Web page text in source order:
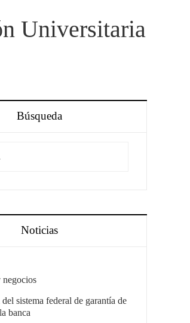
Universitaria
Búsqueda
Noticias
negocios
sistema federal de garantía de
banca